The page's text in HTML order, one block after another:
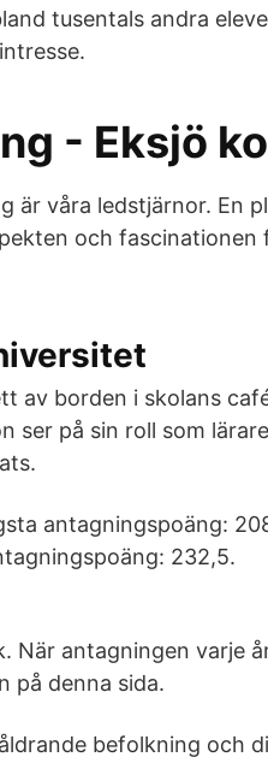
tusentals andra
- Eksjö
är våra ledstjärnor. En
och
av borden i skolans
ser på sin roll som
antagningspoäng:
232,5.
När antagningen varje
på denna sida.
befolkning och